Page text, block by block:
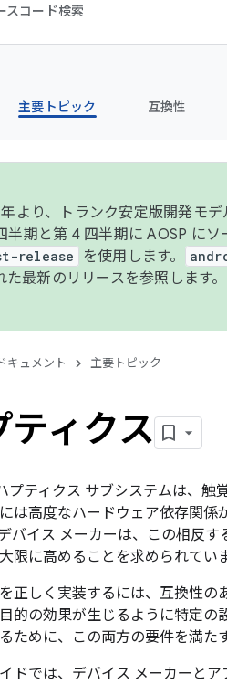
コード検索
主要トピック 互換性
より、トランク安定版開発モ
半期と第 4 四半期に AOSP にソ
release
を使用します。
た最新のリリースを参照します
キュメント 主要トピック
ティクス
プティクス サブシステムは、触
には高度なハードウェア依存関
バイス メーカーは、この相反
限に高めることを求められていま
正しく実装するには、互換性の
的の効果が生じるように特定
ために、この両方の要件を満た
ドでは、デバイス メーカーと